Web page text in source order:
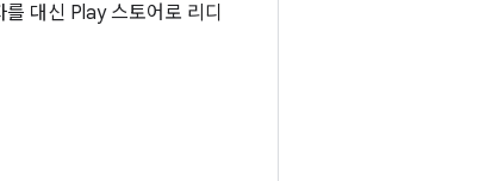
대신 Play 스토어로 리디